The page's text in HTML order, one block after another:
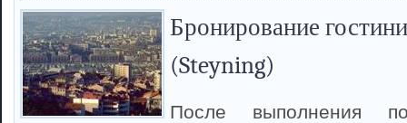
Бронирование
(Steyning)
После выполнения